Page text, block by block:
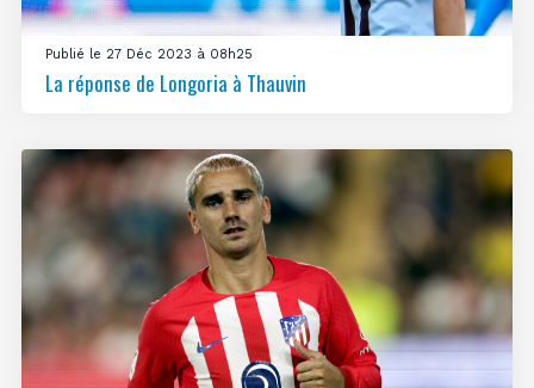
Publié le 27 Déc 2023 à 08h25
La réponse de Longoria à Thauvin